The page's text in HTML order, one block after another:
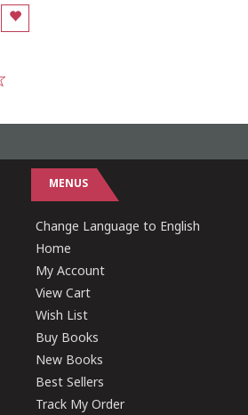
MENUS
Change Language to English
Home
My Account
View Cart
Wish List
Buy Books
New Books
Best Sellers
Track My Order